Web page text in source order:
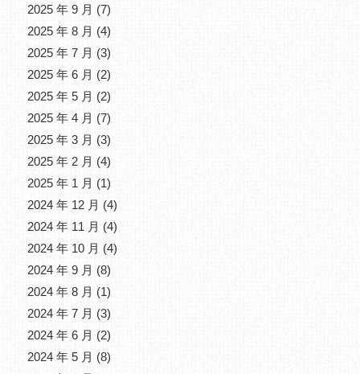
2025 年 9 月 (7)
2025 年 8 月 (4)
2025 年 7 月 (3)
2025 年 6 月 (2)
2025 年 5 月 (2)
2025 年 4 月 (7)
2025 年 3 月 (3)
2025 年 2 月 (4)
2025 年 1 月 (1)
2024 年 12 月 (4)
2024 年 11 月 (4)
2024 年 10 月 (4)
2024 年 9 月 (8)
2024 年 8 月 (1)
2024 年 7 月 (3)
2024 年 6 月 (2)
2024 年 5 月 (8)